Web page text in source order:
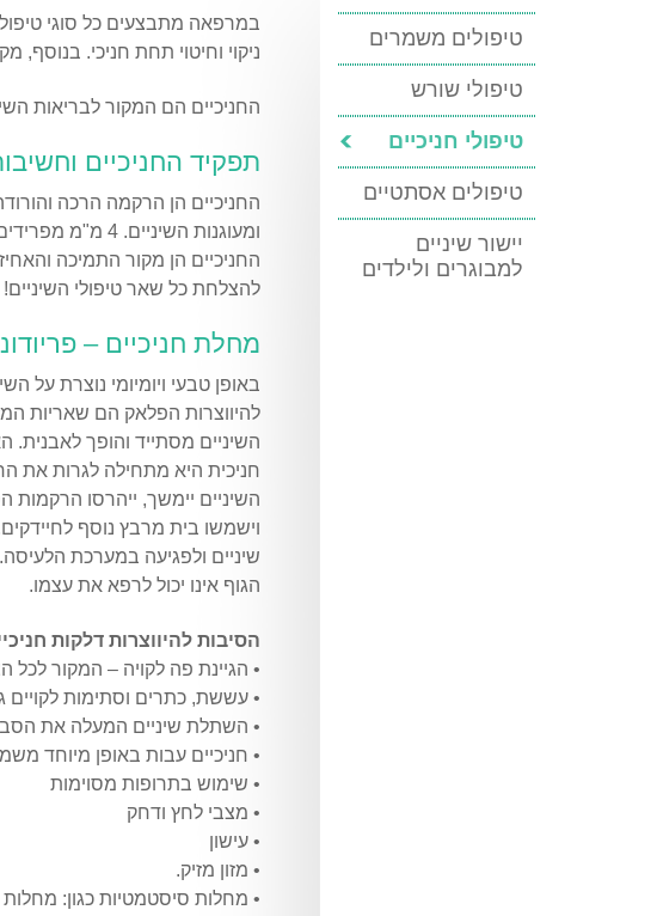
טיפולים משמרים
טיפולי שורש
טיפולי חניכיים
טיפולים אסתטיים
יישור שיניים
למבוגרים ולילדים
במרפאה מתבצעים כל סוגי טיפולי
ניקוי וחיטוי תחת חניכי. בנוסף,
החניכיים הם המקור לבריאות
תפקיד החניכיים
החניכיים הן הרקמה הרכה
ומעוגנות השיניים. 4 מ"מ מפרידים בין החניכיים לשורש השן, מרווח זה מכונה: כיס החניכיים.
החניכיים הן מקור התמיכה
להצלחת כל שאר טיפולי השיניים!
מחלת חניכיים –
באופן טבעי ויומיומי נוצרת על
להיווצרות הפלאק הם שאריות
השיניים מסתייד והופך
חניכית היא מתחילה לגרות את
השיניים יימשך, ייהרסו הרקמות
וישמשו בית מרבץ נוסף
שיניים ולפגיעה במערכת
הגוף אינו יכול לרפא את עצמו.
הסיבות להיווצרות דלקות
• הגיינת פה לקויה – המקור לכל
• עששת, כתרים וסתימות לקויים
• השתלת שיניים המעלה את
• חניכיים עבות באופן מיוחד
• שימוש בתרופות מסוימות
• מצבי לחץ ודחק
• עישון
• מזון מזיק.
• מחלות סיסטמטיות כגון: